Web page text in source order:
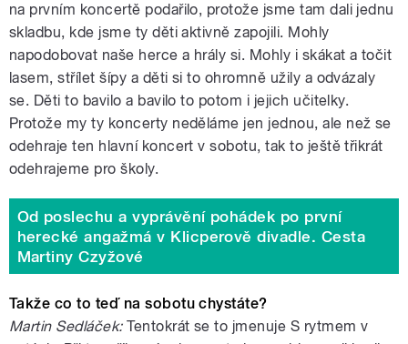
na prvním koncertě podařilo, protože jsme tam dali jednu
skladbu, kde jsme ty děti aktivně zapojili. Mohly
napodobovat naše herce a hrály si. Mohly i skákat a točit
lasem, střílet šípy a děti si to ohromně užily a odvázaly
se. Děti to bavilo a bavilo to potom i jejich učitelky.
Protože my ty koncerty neděláme jen jednou, ale než se
odehraje ten hlavní koncert v sobotu, tak to ještě třikrát
odehrajeme pro školy.
Od poslechu a vyprávění pohádek po první
herecké angažmá v Klicperově divadle. Cesta
Martiny Czyžové
Takže co to teď na sobotu chystáte?
Martin Sedláček:Tentokrát se to jmenuje S rytmem v